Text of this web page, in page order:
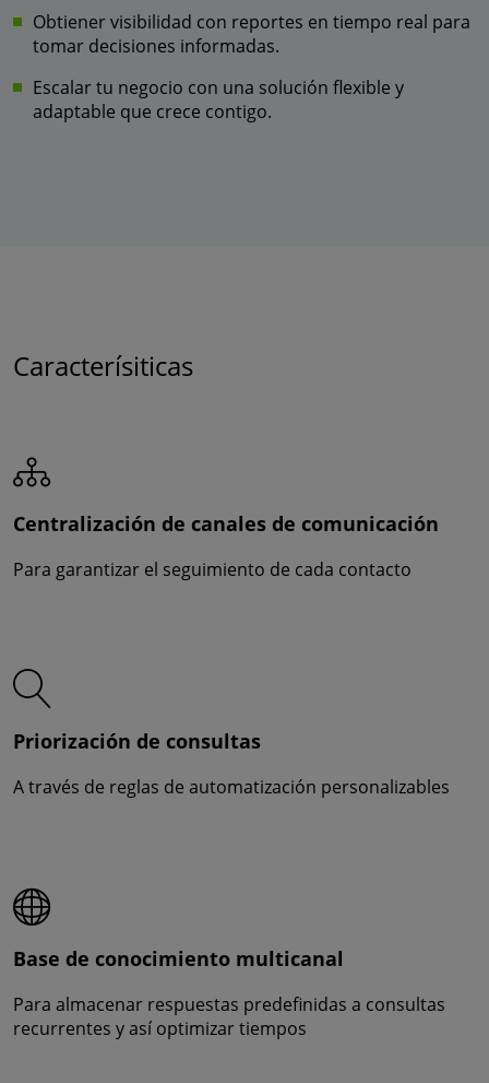
Obtiener visibilidad con reportes en tiempo real para
tomar decisiones informadas.
Escalar tu negocio con una solución flexible y
adaptable que crece contigo.
Caracterísiticas
Centralización de canales de comunicación
Para garantizar el seguimiento de cada contacto
Priorización de consultas
A través de reglas de automatización personalizables
Base de conocimiento multicanal
Para almacenar respuestas predefinidas a consultas
recurrentes y así optimizar tiempos